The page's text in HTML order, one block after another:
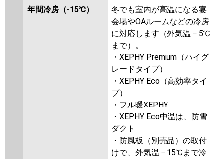
年間冷房（-15℃）
冬でも室内が高温になる宴
会場やOAルームなどの冷房
に対応します（外気温－5℃
まで）。
・XEPHY Premium（ハイグ
レードタイプ）
・XEPHY Eco（高効率タイ
プ）
・フル暖XEPHY
・XEPHY Eco中温は、防雪
ダクト
・防風板（別売品）の取付
けで、外気温－15℃まで冷